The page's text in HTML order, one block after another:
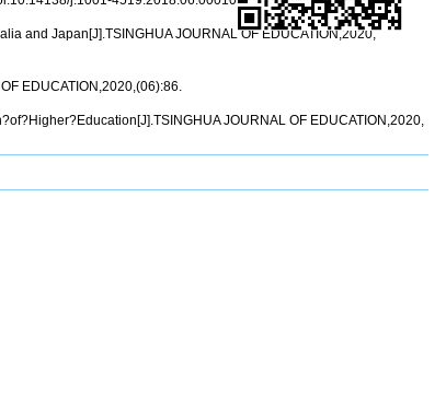
and Japan[J].TSINGHUA JOURNAL OF EDUCATION,2020,
EDUCATION,2020,(06):86.
JOURNAL OF EDUCATION,2020,